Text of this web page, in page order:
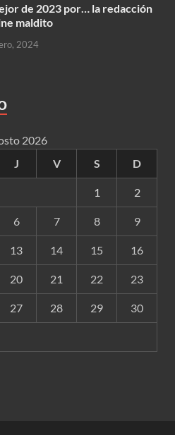
de 2023 por… la redacción
maldito
2024
2026
J V S D
1 2
6 7 8 9
13 14 15 16
20 21 22 23
27 28 29 30